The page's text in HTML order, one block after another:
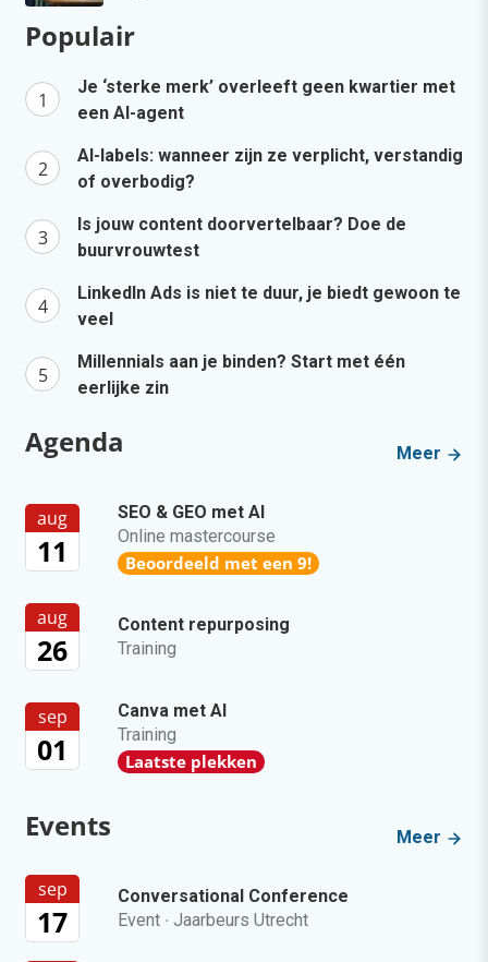
Populair
Je ‘sterke merk’ overleeft geen kwartier met
een AI-agent
AI-labels: wanneer zijn ze verplicht, verstandig
of overbodig?
Is jouw content doorvertelbaar? Doe de
buurvrouwtest
LinkedIn Ads is niet te duur, je biedt gewoon te
veel
Millennials aan je binden? Start met één
eerlijke zin
Agenda Meer
aug
11
SEO & GEO met AI
Online mastercourse
Beoordeeld met een 9!
aug
26
Content repurposing
Training
sep
01
Canva met AI
Training
Laatste plekken
Events Meer
sep
17
Conversational Conference
Event · Jaarbeurs Utrecht